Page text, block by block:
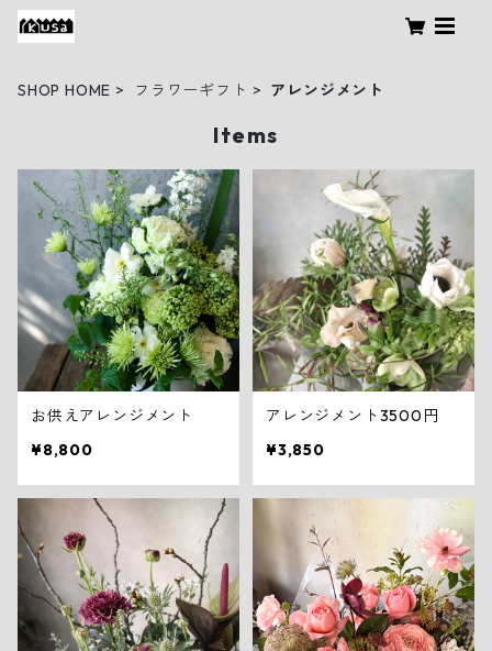
SHOP HOME フラワーギフト アレンジメント
Items
お供えアレンジメント
¥8,800
アレンジメント3500円
¥3,850